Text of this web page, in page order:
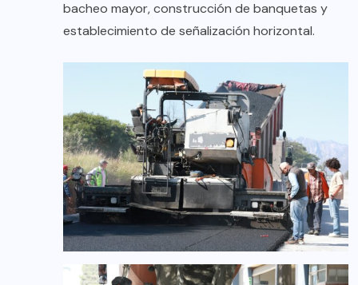
bacheo mayor, construcción de banquetas y
establecimiento de señalización horizontal.